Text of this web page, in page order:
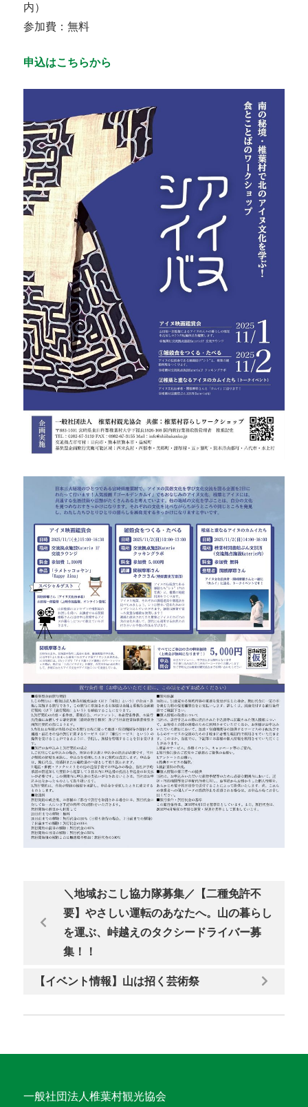
内）
参加費：無料
申込はこちらから
＼地域おこし協力隊募集／【二種免許不
要】やさしい運転のあなたへ。山の暮らし
を運ぶ、峠越えのタクシードライバー募
集！！
【イベント情報】山は招く芸術祭
一般社団法人椎葉村観光協会